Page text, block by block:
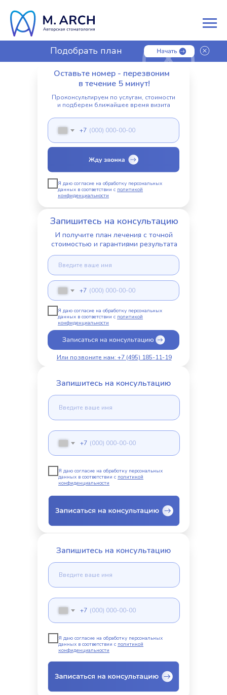
Подобрать план
лечения
Оставьте номер - перезвоним
в течение 5 минут!
Проконсультируем по услугам, стоимости
и подберем ближайшее время визита
+7
Я даю согласие на обработку персональных
данных в соответствии с политикой
конфиденциальности
Запишитесь на консультацию
И получите план лечения с точной
стоимостью и гарантиями результата
Или позвоните нам: +7 (495) 185-11-19
+7
Я даю согласие на обработку персональных
данных в соответствии с политикой
конфиденциальности
Запишитесь на консультацию
+7
Я даю согласие на обработку персональных
данных в соответствии с политикой
конфиденциальности
Запишитесь на консультацию
+7
Я даю согласие на обработку персональных
данных в соответствии с политикой
конфиденциальности